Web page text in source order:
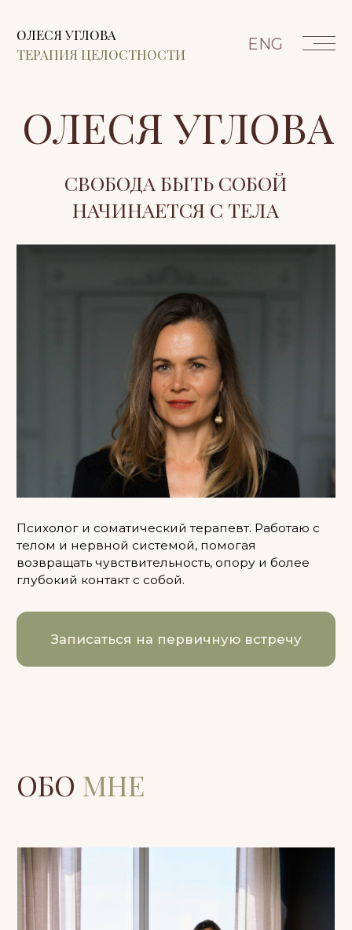
СВОБОДА БЫТЬ СОБОЙ
НАЧИНАЕТСЯ С ТЕЛА
Психолог и соматический терапевт. Работаю с
телом и нервной системой, помогая
возвращать чувствительность, опору и более
глубокий контакт с собой.
Записаться на первичную встречу
ТЕРАПИЯ ЦЕЛОСТНОСТИ
ОБОМНЕ
системный секс-терапевт. Моя работа
формировалась на стыке российской